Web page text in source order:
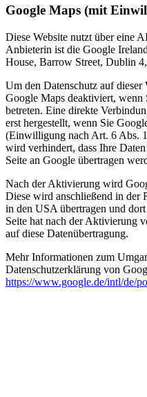
Google Maps (mit
Diese Website nutzt über eine
Anbieterin ist die Google
House, Barrow Street, Dublin
Um den Datenschutz auf dieser
Google Maps deaktiviert, wenn
betreten. Eine direkte
erst hergestellt, wenn Sie
(Einwilligung nach Art. 6 Abs.
wird verhindert, dass Ihre
Seite an Google übertragen
Nach der Aktivierung wird
Diese wird anschließend in der
in den USA übertragen und
Seite hat nach der Aktivierung
auf diese Datenübertragung.
Mehr Informationen zum
Datenschutzerklärung von
https://www.google.de/intl/de/